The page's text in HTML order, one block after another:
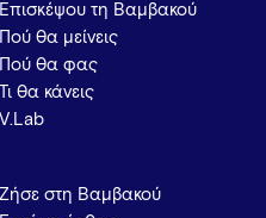
Επισκέψου τη Βαμβακού
Πού θα μείνεις
Πού θα φας
Τι θα κάνεις
V.Lab
Ζήσε στη Βαμβακού